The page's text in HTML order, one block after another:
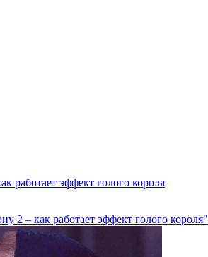
работает эффект голого короля
2 – как работает эффект голого короля"